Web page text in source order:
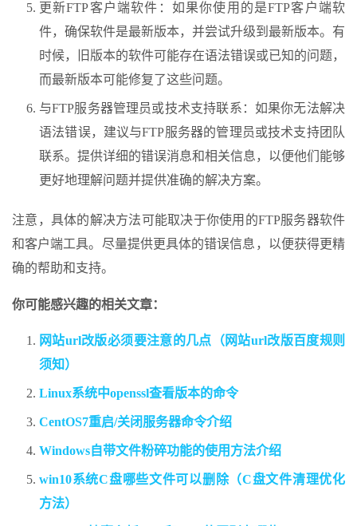
更新FTP客户端软件：如果你使用的是FTP客户端软
件，确保软件是最新版本，并尝试升级到最新版本。有
时候，旧版本的软件可能存在语法错误或已知的问题，
而最新版本可能修复了这些问题。
与FTP服务器管理员或技术支持联系：如果你无法解决
语法错误，建议与FTP服务器的管理员或技术支持团队
联系。提供详细的错误消息和相关信息，以便他们能够
更好地理解问题并提供准确的解决方案。
注意，具体的解决方法可能取决于你使用的FTP服务器软件
和客户端工具。尽量提供更具体的错误信息，以便获得更精
确的帮助和支持。
你可能感兴趣的相关文章：
网站url改版必须要注意的几点（网站url改版百度规则
须知）
Linux系统中openssl查看版本的命令
CentOS7重启/关闭服务器命令介绍
Windows自带文件粉碎功能的使用方法介绍
win10系统C盘哪些文件可以删除（C盘文件清理优化
方法）